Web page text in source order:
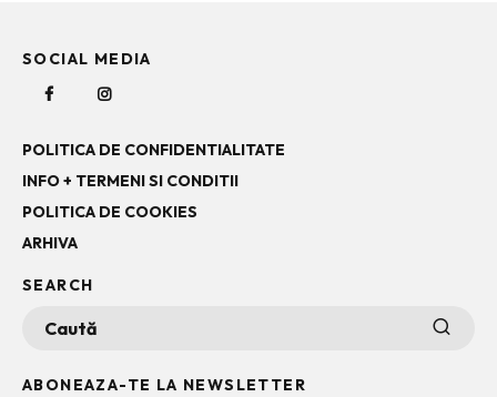
SOCIAL MEDIA
POLITICA DE CONFIDENTIALITATE
INFO + TERMENI SI CONDITII
POLITICA DE COOKIES
ARHIVA
SEARCH
ABONEAZA-TE LA NEWSLETTER